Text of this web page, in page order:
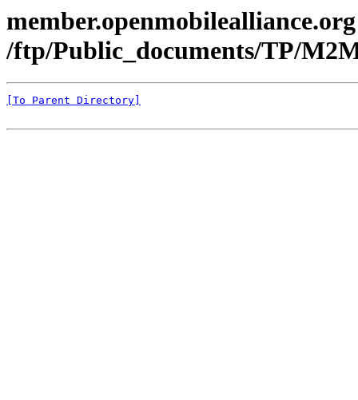
/ftp/Public_documents/TP/
[To Parent Directory]